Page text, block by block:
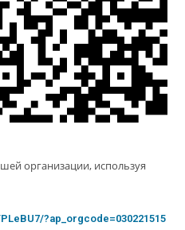
организации, используя
?ap_orgcode=030221515